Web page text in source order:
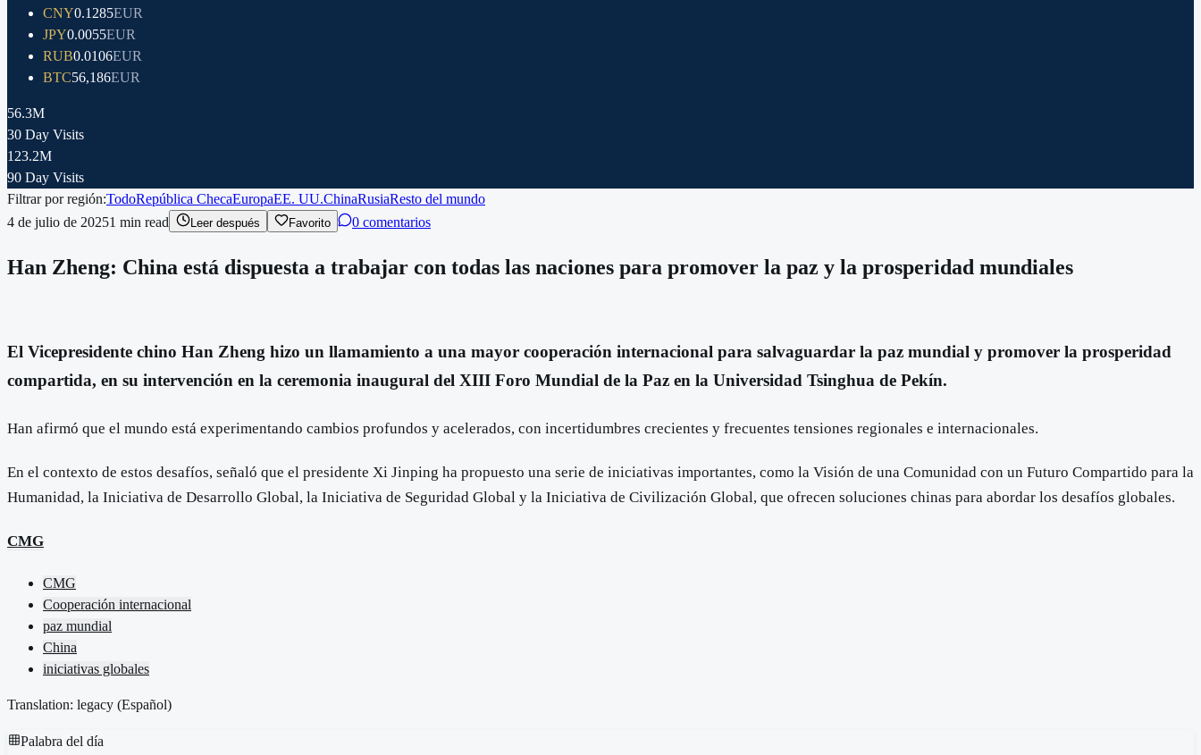
CNY0.1285EUR
JPY0.0055EUR
RUB0.0106EUR
BTC56,186EUR
56.3M
30 Day Visits
123.2M
90 Day Visits
Filtrar por región:TodoRepública ChecaEuropaEE. UU.ChinaRusiaResto del mundo
4 de julio de 20251 min read Leer después Favorito 0 comentarios
Han Zheng: China está dispuesta a trabajar con todas las naciones para promover la paz y la prosperidad mundiales
El Vicepresidente chino Han Zheng hizo un llamamiento a una mayor cooperación internacional para salvaguardar la paz mundial y promover la prosperidad
compartida, en su intervención en la ceremonia inaugural del XIII Foro Mundial de la Paz en la Universidad Tsinghua de Pekín.
Han afirmó que el mundo está experimentando cambios profundos y acelerados, con incertidumbres crecientes y frecuentes tensiones regionales e internacionales.
En el contexto de estos desafíos, señaló que el presidente Xi Jinping ha propuesto una serie de iniciativas importantes, como la Visión de una Comunidad con un Futuro Compartido para la
Humanidad, la Iniciativa de Desarrollo Global, la Iniciativa de Seguridad Global y la Iniciativa de Civilización Global, que ofrecen soluciones chinas para abordar los desafíos globales.
CMG
CMG
Cooperación internacional
paz mundial
China
iniciativas globales
Translation: legacy (Español)
Palabra del día